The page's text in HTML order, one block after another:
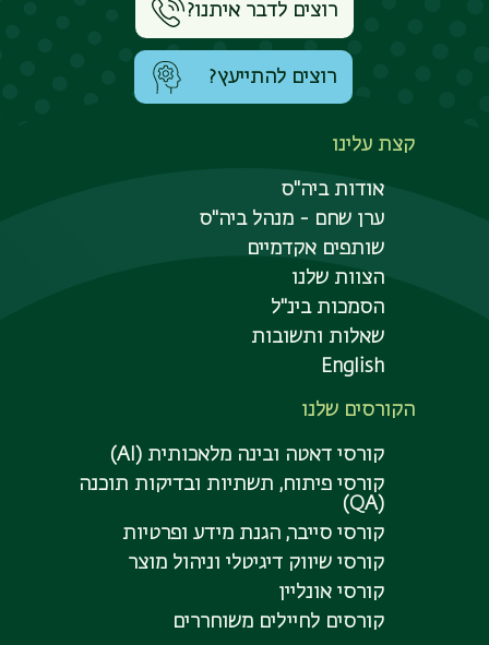
הקורסים שלנו
קורסי דאטה ובינה מלאכותית (AI)
קורסי פיתוח, תשתיות ובדיקות תוכנה
(QA)
קורסי סייבר, הגנת מידע ופרטיות
קורסי שיווק דיגיטלי וניהול מוצר
קורסי אונליין
קורסים לחיילים משוחררים
קצת עלינו
אודות ביה"ס
ערן שחם - מנהל ביה"ס
שותפים אקדמיים
הצוות שלנו
הסמכות בינ"ל
שאלות ותשובות
English
רוצים לדבר איתנו?
רוצים להתייעץ?